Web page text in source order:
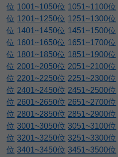
位 1001~1050位 1051~1100位
位 1201~1250位 1251~1300位
位 1401~1450位 1451~1500位
位 1601~1650位 1651~1700位
位 1801~1850位 1851~1900位
位 2001~2050位 2051~2100位
位 2201~2250位 2251~2300位
位 2401~2450位 2451~2500位
位 2601~2650位 2651~2700位
位 2801~2850位 2851~2900位
位 3001~3050位 3051~3100位
位 3201~3250位 3251~3300位
位 3401~3450位 3451~3500位